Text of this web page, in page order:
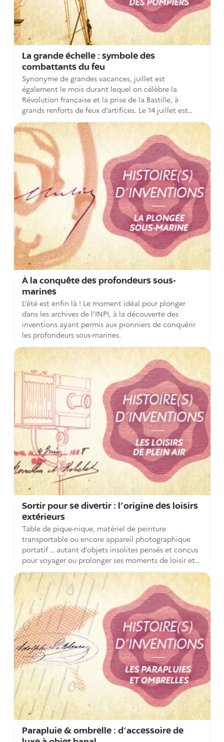
La grande échelle : symbole des
combattants du feu
Synonyme de grandes vacances, juillet est
également le mois durant lequel on célèbre la
Révolution française et la prise de la Bastille, à
grands renforts de feux d’artifices. Le 14 juillet est
aussi l’occasion pour les pompiers d’organiser leur
célèbre bal. Moment de convivialité populaire, cet
évènement donne à chacun l’occasion d’approcher
le symbole des gardiens du feu : la « grande échelle ».
Découvrez ses origines dans les brevets d’invention
du 19e siècle conservés par l’INPI.
À la conquête des profondeurs sous-
marines
L’été est enfin là ! Le moment idéal pour plonger
dans les archives de l’INPI, à la découverte des
inventions ayant permis aux pionniers de conquérir
les profondeurs sous-marines.
Sortir pour se divertir : l’origine des loisirs
extérieurs
Table de pique-nique, matériel de peinture
transportable ou encore appareil photographique
portatif … autant d’objets insolites pensés et conçus
pour voyager ou prolonger ses moments de loisir et
de détente en extérieur. A l’heure du printemps,
découvrez quelques-unes de ces inventions exhumées
du fonds patrimonial des brevets déposés en France
au 19e siècle, et conservés aujourd’hui par l’INPI.
Parapluie & ombrelle : d'accessoire de